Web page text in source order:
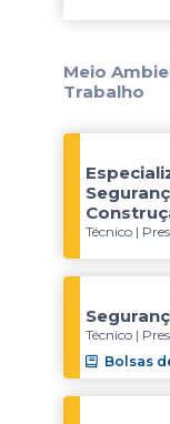
Meio
Trabalho
Técnico |
Técnico |
Bolsas